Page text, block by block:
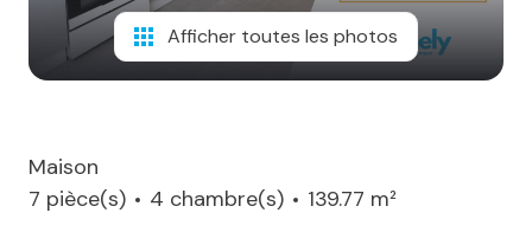
actualité
contact
Afficher toutes les photos
Maison
7 pièce(s)
4 chambre(s)
139.77 m²